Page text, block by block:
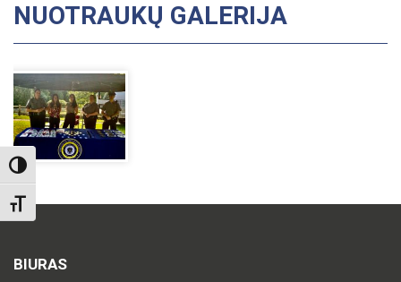
TOGGLE HIGH CONTRAST
TOGGLE FONT SIZE
NUOTRAUKŲ GALERIJA
BIURAS